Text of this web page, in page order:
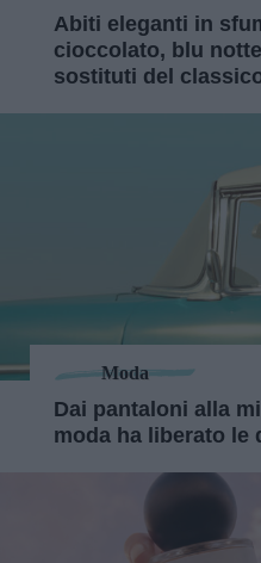
Abiti eleganti in
cioccolato, blu
sostituti del
Moda
Dai pantaloni alla
moda ha liberato le